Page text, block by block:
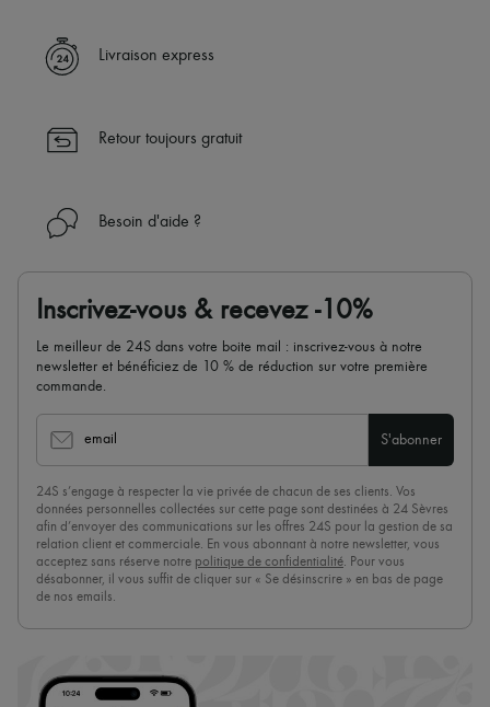
✓ Bénéficiez de la livraison express dans plus de 100 pays
✓ Soyez libre de changer d’avis, les retours sont toujours offerts
client 24h/24
En savoir plus sur 24S, une maison du groupe LVMH
Livraison express
Retour toujours gratuit
Besoin d'aide ?
Inscrivez-vous & recevez -10%
Le meilleur de 24S dans votre boite mail : inscrivez-vous à notre
newsletter et bénéficiez de 10 % de réduction sur votre première
commande.
email S'abonner
24S s’engage à respecter la vie privée de chacun de ses clients. Vos
données personnelles collectées sur cette page sont destinées à 24 Sèvres
afin d’envoyer des communications sur les offres 24S pour la gestion de sa
relation client et commerciale. En vous abonnant à notre newsletter, vous
acceptez sans réserve notre politique de confidentialité. Pour vous
désabonner, il vous suffit de cliquer sur « Se désinscrire » en bas de page
de nos emails.